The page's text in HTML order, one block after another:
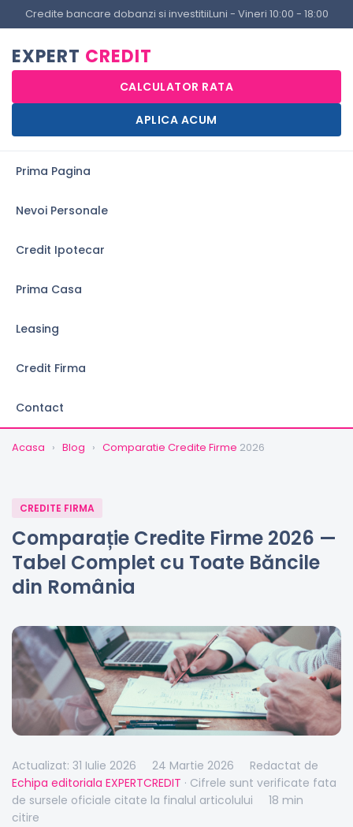
Credite bancare dobanzi si investitiiLuni - Vineri 10:00 - 18:00
EXPERT CREDIT
CALCULATOR RATA
APLICA ACUM
Prima Pagina
Nevoi Personale
Credit Ipotecar
Prima Casa
Leasing
Credit Firma
Contact
Acasa › Blog › Comparatie Credite Firme 2026
CREDITE FIRMA
Comparație Credite Firme 2026 —
Tabel Complet cu Toate Băncile
din România
Actualizat: 31 Iulie 2026 24 Martie 2026
Redactat de
Echipa editoriala EXPERTCREDIT · Cifrele sunt verificate fata
de sursele oficiale citate la finalul articolului
18 min
citire